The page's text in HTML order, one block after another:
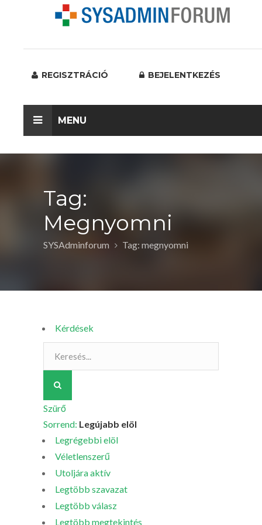
REGISZTRÁCIÓ BEJELENTKEZÉS
MENU
Tag:
Megnyomni
SYSAdminforum Tag: megnyomni
Kérdések
Szürő
Sorrend: Legújabb elöl
Legrégebbi elöl
Véletlenszerű
Utoljára aktív
Legtöbb szavazat
Legtöbb válasz
Legtöbb megtekintés